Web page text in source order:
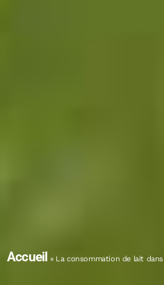
Accueil » La consommation de lait